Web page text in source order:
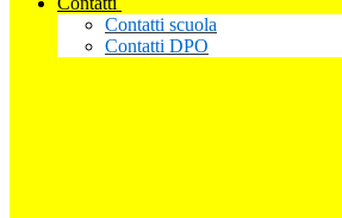
Contatti scuola
Contatti DPO